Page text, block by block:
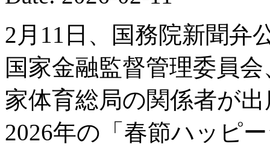
2月11日、国務院新聞弁
国家金融監督管理委員
家体育総局の関係者が
2026年の「春節ハッピ